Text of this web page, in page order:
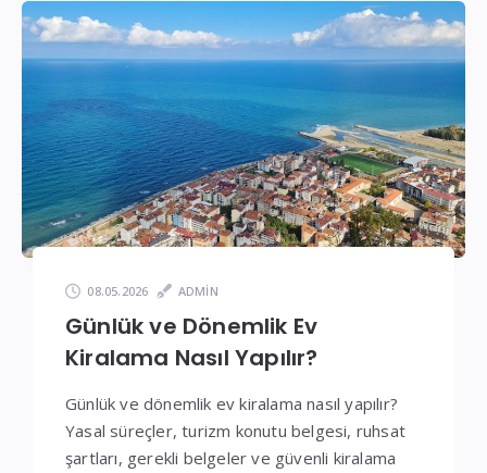
Seçenekleri
ve
Fiyatlar
08.05.2026 ADMIN
Günlük ve Dönemlik Ev
Kiralama Nasıl Yapılır?
Günlük ve dönemlik ev kiralama nasıl yapılır?
Yasal süreçler, turizm konutu belgesi, ruhsat
şartları, gerekli belgeler ve güvenli kiralama